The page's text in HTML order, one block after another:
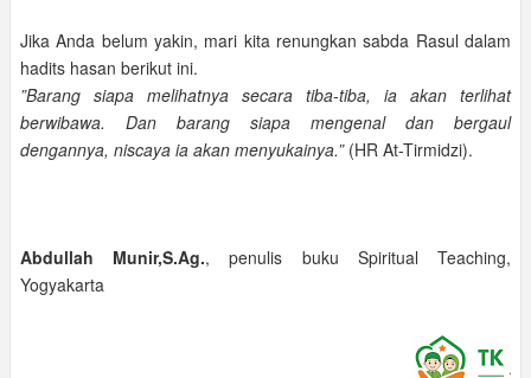
Jika Anda belum yakin, mari kita renungkan sabda Rasul dalam
hadits hasan berikut ini.
”Barang siapa melihatnya secara tiba-tiba, ia akan terlihat
berwibawa. Dan barang siapa mengenal dan bergaul
dengannya, niscaya ia akan menyukainya.”(HR At-Tirmidzi).
Abdullah Munir,S.Ag., penulis buku Spiritual Teaching,
Yogyakarta